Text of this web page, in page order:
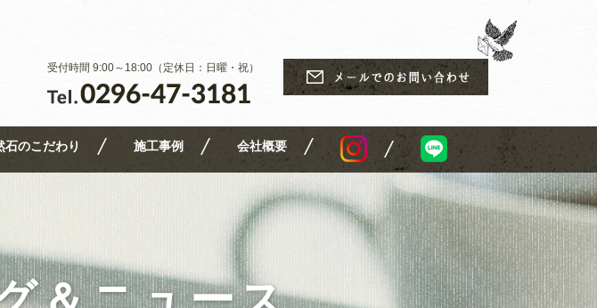
受付時間 9:00～18:00（定休日：日曜・祝）
石のこだわり 施工事例 会社概要